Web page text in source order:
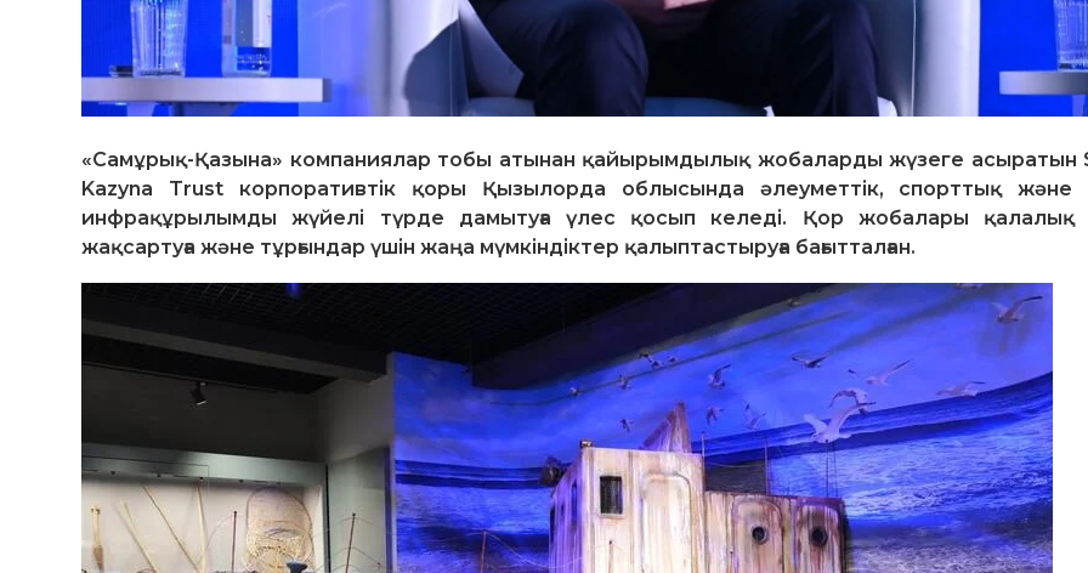
«Самұрық-Қазына» компаниялар тобы атынан қайырымдылық жобаларды жүзеге асыратын
Kazyna Trust корпоративтік қоры Қызылорда облысында әлеуметтік, спорттық және
инфрақұрылымды жүйелі түрде дамытуға үлес қосып келеді. Қор жобалары қалалық
жақсартуға және тұрғындар үшін жаңа мүмкіндіктер қалыптастыруға бағытталған.